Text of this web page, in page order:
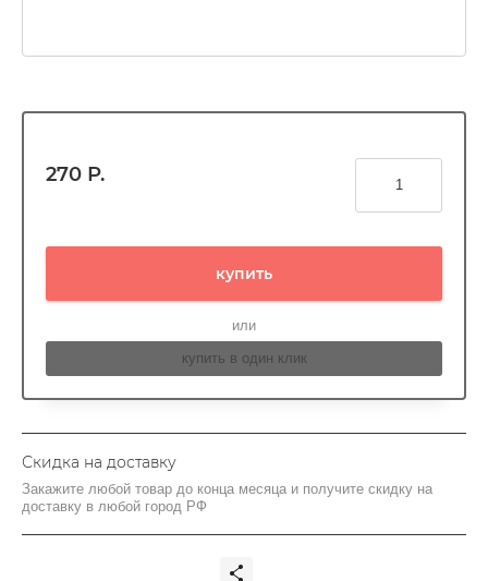
270 Р.
купить
или
купить в один клик
Скидка на доставку
Закажите любой товар до конца месяца и получите скидку на
доставку в любой город РФ